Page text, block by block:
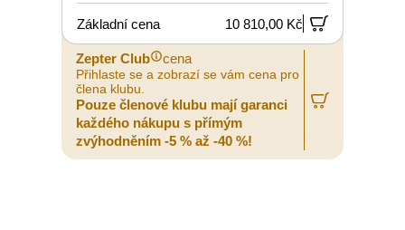
Základní cena 10 810,00 Kč
Zepter Club cena
Přihlaste se a zobrazí se vám cena pro
člena klubu.
Pouze členové klubu mají garanci
každého nákupu s přímým
zvýhodněním -5 % až -40 %!